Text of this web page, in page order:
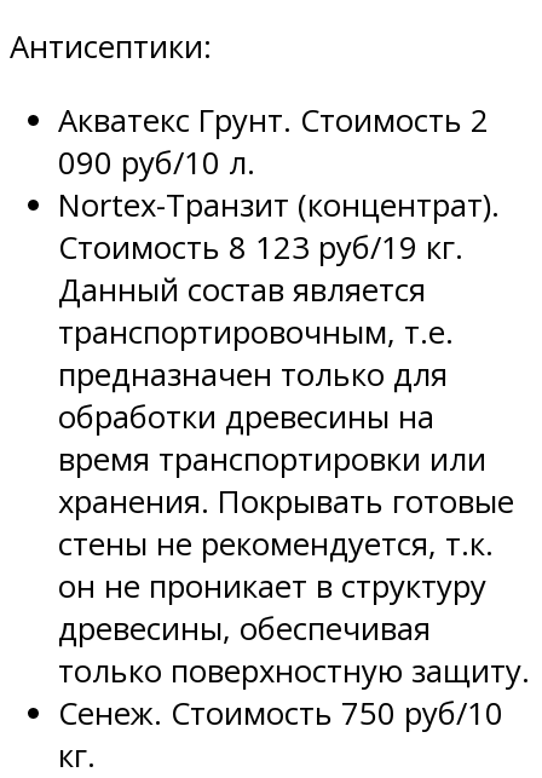
Антисептики:
Акватекс Грунт. Стоимость 2
090 руб/10 л.
Nortex-Транзит (концентрат).
Стоимость 8 123 руб/19 кг.
Данный состав является
транспортировочным, т.е.
предназначен только для
обработки древесины на
время транспортировки или
хранения. Покрывать готовые
стены не рекомендуется, т.к.
он не проникает в структуру
древесины, обеспечивая
только поверхностную защиту.
Сенеж. Стоимость 750 руб/10
кг.